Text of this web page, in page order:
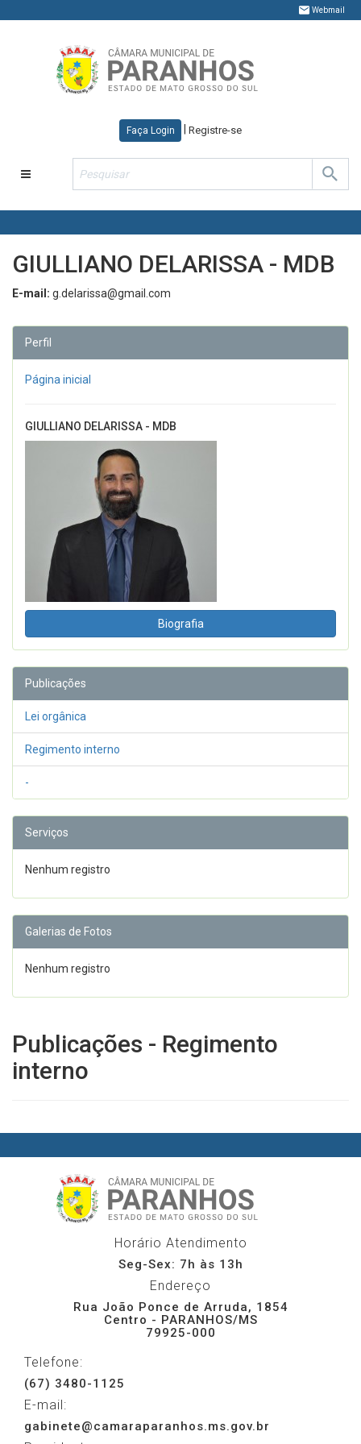
Webmail
Faça Login Registre-se
Toggle
navigation
GIULLIANO DELARISSA - MDB
E-mail: g.delarissa@gmail.com
Perfil
Página inicial
GIULLIANO DELARISSA - MDB
Biografia
Publicações
Lei orgânica
Regimento interno
-
Serviços
Nenhum registro
Galerias de Fotos
Nenhum registro
Publicações - Regimento
interno
Horário Atendimento
Seg-Sex: 7h às 13h
Endereço
Rua João Ponce de Arruda, 1854
Centro - PARANHOS/MS
79925-000
Telefone:
(67) 3480-1125
E-mail:
gabinete@camaraparanhos.ms.gov.br